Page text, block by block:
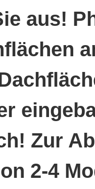
aus!
Zur
2-4